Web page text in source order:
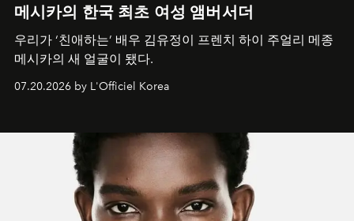
메시카의 한국 최초 여성 앰버서더
우리가 ‘친애하는’ 배우 김유정이 프렌치 하이 주얼리 메종
메시카의 새 얼굴이 됐다.
07.20.2026 by L'Officiel Korea